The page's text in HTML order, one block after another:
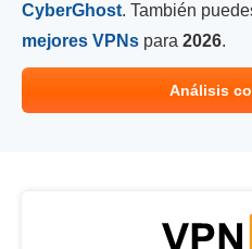
CyberGhost. También
mejores VPNs para 2026.
Análisis